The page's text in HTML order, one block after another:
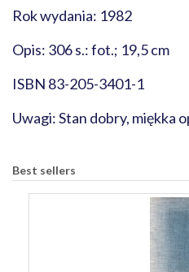
Rok wydania: 1982
Opis: 306 s.: fot.; 19,5 cm
ISBN 83-205-3401-1
Uwagi: Stan dobry, miękka
Best sellers